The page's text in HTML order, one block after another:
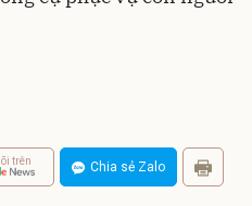
trên Chia sẻ Zalo